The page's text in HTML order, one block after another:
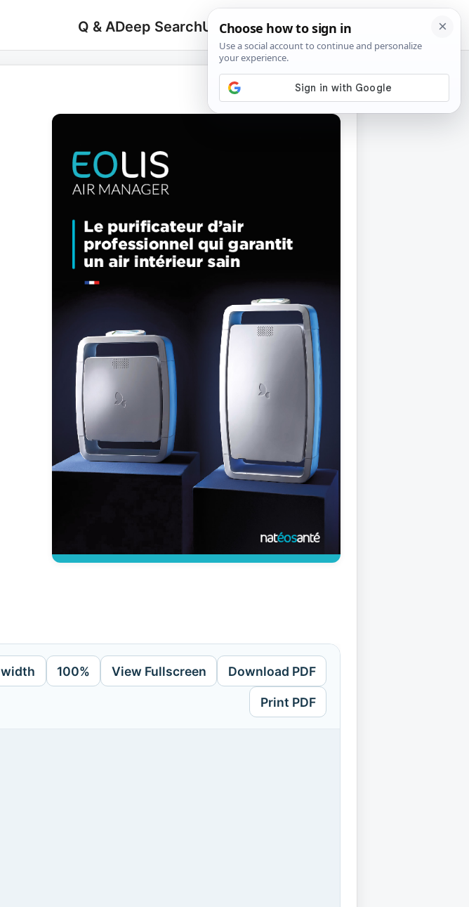
Q & ADeep SearchUpload
Search
for:
🔍
100% View Fullscreen Download PDF
Print PDF